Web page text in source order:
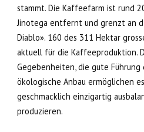
stammt. Die Kaffeefarm ist rund
Jinotega entfernt und grenzt an
Diablo». 160 des 311 Hektar
aktuell für die Kaffeeproduktion.
Gegebenheiten, die gute
ökologische Anbau ermöglichen
geschmacklich einzigartig
produzieren.